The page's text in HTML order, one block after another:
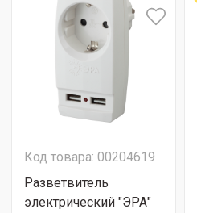
Код товара: 00204619
Разветвитель
электрический "ЭРА"